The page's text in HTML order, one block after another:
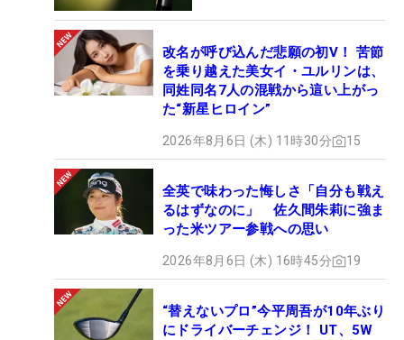
改名が呼び込んだ悲願の初V！ 苦節
を乗り越えた美女イ・ユルリンは、
同姓同名7人の混戦から這い上がっ
た“新星ヒロイン”
2026年8月6日 (木) 11時30分 15
全英で味わった悔しさ「自分も戦え
るはずなのに」 佐久間朱莉に強ま
った米ツアー参戦への思い
2026年8月6日 (木) 16時45分 19
“替えないプロ”今平周吾が10年ぶり
にドライバーチェンジ！ UT、5W